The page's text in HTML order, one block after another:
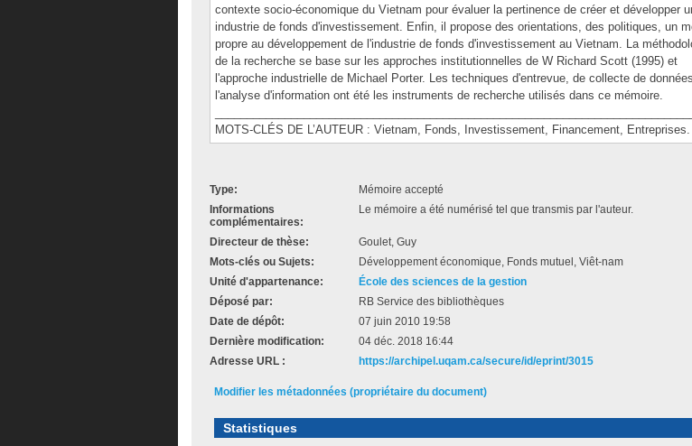
contexte socio-économique du Vietnam pour évaluer la pertinence de créer et développer
industrie de fonds d'investissement. Enfin, il propose des orientations, des politiques, un
propre au développement de l'industrie de fonds d'investissement au Vietnam. La
de la recherche se base sur les approches institutionnelles de W Richard Scott (1995) et
l'approche industrielle de Michael Porter. Les techniques d'entrevue, de collecte de
l'analyse d'information ont été les instruments de recherche utilisés dans ce mémoire.
MOTS-CLÉS DE L’AUTEUR : Vietnam, Fonds, Investissement, Financement, Entreprises.
Type:
Mémoire accepté
Informations
complémentaires:
Le mémoire a été numérisé tel que transmis par l'auteur.
Directeur de thèse:
Goulet, Guy
Mots-clés ou Sujets:
Développement économique, Fonds mutuel, Viêt-nam
Unité d'appartenance:
École des sciences de la gestion
Déposé par:
RB Service des bibliothèques
Date de dépôt:
07 juin 2010 19:58
Dernière modification:
04 déc. 2018 16:44
Adresse URL :
https://archipel.uqam.ca/secure/id/eprint/3015
Modifier les métadonnées (propriétaire du document)
Statistiques